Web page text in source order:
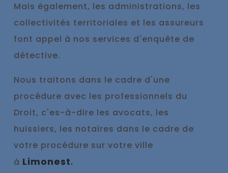
Mais également, les administrations, les
collectivités territoriales et les assureurs
font appel à nos services d'enquête de
détective.
Nous traitons dans le cadre d'une
procédure avec les professionnels du
Droit, c'es-à-dire les avocats, les
huissiers, les notaires dans le cadre de
votre procédure sur votre ville
à Limonest.